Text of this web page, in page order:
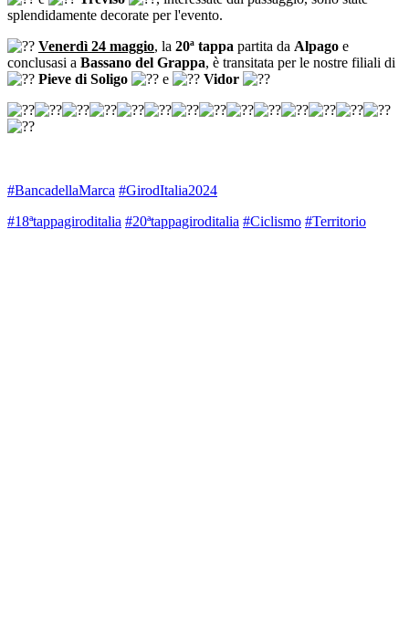
splendidamente decorate per l'evento.
Venerdì 24 maggio, la 20ª tappa partita da Alpago e
conclusasi a Bassano del Grappa, è transitata per le nostre filiali di
Pieve di Soligo
e Vidor
#BancadellaMarca #GirodItalia2024
#18ªtappagiroditalia #20ªtappagiroditalia #Ciclismo #Territorio